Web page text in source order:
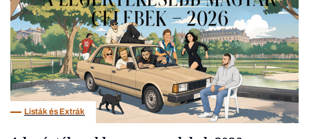
Listák és Extrák